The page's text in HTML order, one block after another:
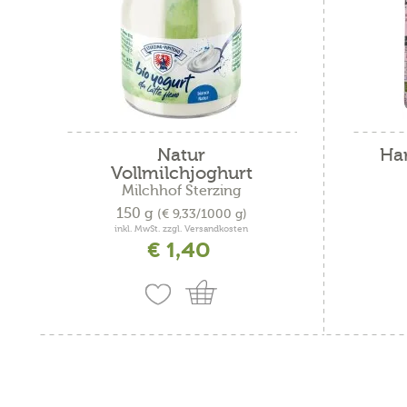
Meraner Mühle
Metzgerei Pfitscher
Metzgerei Steiner
Milchhof Sterzing
Partschillerhof
Pastalpina
Pflegerhof - Biokräuter
PLIMA Südtirol Bio-Kosmetik
Profanter Natur-Backstube
Saatbaugenossenschaft
Sorghum
Teff
verschiedene Körner
Weizen
Weizenvollkornmehl
Natur
Vollmilchjoghurt
aus...
Milchhof Sterzing
150 g (€ 9,33/1000 g)
inkl. MwSt. zzgl. Versandkosten
€ 1,40